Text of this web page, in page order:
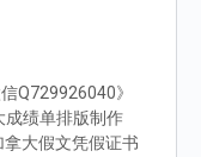
Q729926040》
成绩单排版制作
大假文凭假证书